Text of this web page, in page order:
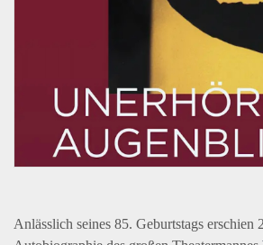
Anlässlich seines 85. Geburtstags erschien